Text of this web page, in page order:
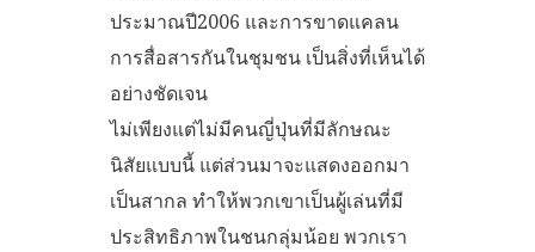
ประมาณปี2006 และการขาดแคลน
การสื่อสารกันในชุมชน เป็นสิ่งที่เห็นได้
อย่างชัดเจน
ไม่เพียงแต่ไม่มีคนญี่ปุ่นที่มีลักษณะ
นิสัยแบบนี้ แต่ส่วนมาจะแสดงออกมา
เป็นสากล ทำให้พวกเขาเป็นผู้เล่นที่มี
ประสิทธิภาพในชนกลุ่มน้อย พวกเรา